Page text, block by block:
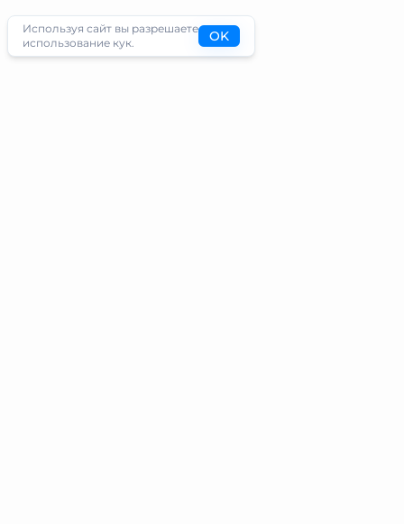
Используя сайт вы разрешаете
использование кук.
OK